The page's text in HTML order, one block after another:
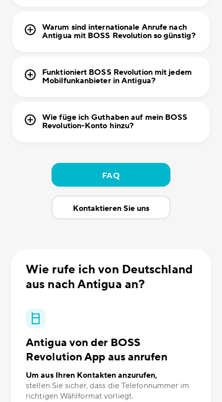
Warum sind internationale Anrufe nach
Antigua mit BOSS Revolution so günstig?
Funktioniert BOSS Revolution mit jedem
Mobilfunkanbieter in Antigua?
Wie füge ich Guthaben auf mein BOSS
Revolution-Konto hinzu?
FAQ
Kontaktieren Sie uns
Wie rufe ich von Deutschland
aus nach Antigua an?
Antigua von der BOSS
Revolution App aus anrufen
Um aus Ihren Kontakten anzurufen,
stellen Sie sicher, dass die Telefonnummer im
richtigen Wählformat vorliegt.